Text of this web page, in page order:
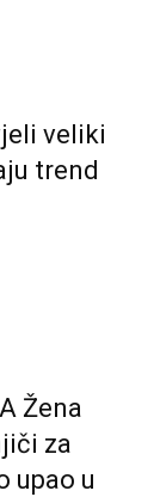
veliki
trend
Žena
za
upao u